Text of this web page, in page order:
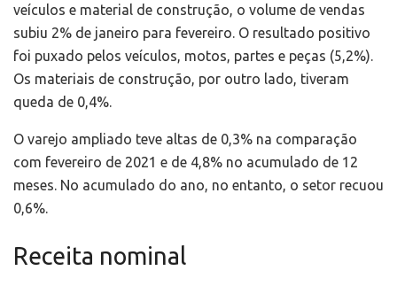
veículos e material de construção, o volume de vendas
subiu 2% de janeiro para fevereiro. O resultado positivo
foi puxado pelos veículos, motos, partes e peças (5,2%).
Os materiais de construção, por outro lado, tiveram
queda de 0,4%.
O varejo ampliado teve altas de 0,3% na comparação
com fevereiro de 2021 e de 4,8% no acumulado de 12
meses. No acumulado do ano, no entanto, o setor recuou
0,6%.
Receita nominal